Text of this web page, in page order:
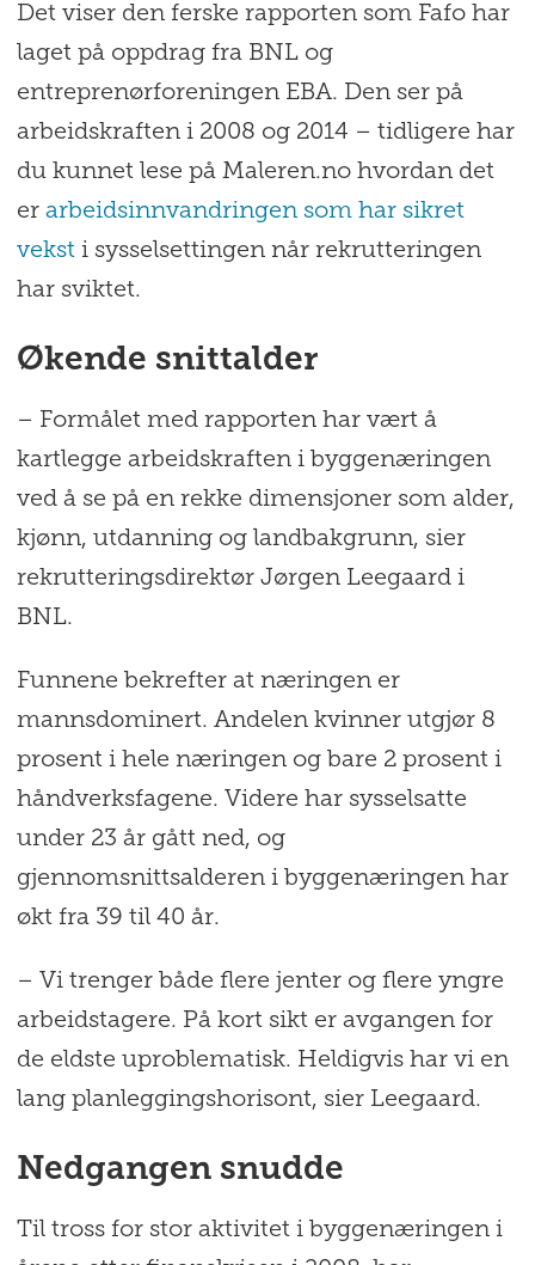
Det viser den ferske rapporten som Fafo har
laget på oppdrag fra BNL og
entreprenørforeningen EBA. Den ser på
arbeidskraften i 2008 og 2014 – tidligere har
du kunnet lese på Maleren.no hvordan det
er arbeidsinnvandringen som har sikret
veksti sysselsettingen når rekrutteringen
har sviktet.
Økende snittalder
– Formålet med rapporten har vært å
kartlegge arbeidskraften i byggenæringen
ved å se på en rekke dimensjoner som alder,
kjønn, utdanning og landbakgrunn, sier
rekrutteringsdirektør Jørgen Leegaard i
BNL.
Funnene bekrefter at næringen er
mannsdominert. Andelen kvinner utgjør 8
prosent i hele næringen og bare 2 prosent i
håndverksfagene. Videre har sysselsatte
under 23 år gått ned, og
gjennomsnittsalderen i byggenæringen har
økt fra 39 til 40 år.
– Vi trenger både flere jenter og flere yngre
arbeidstagere. På kort sikt er avgangen for
de eldste uproblematisk. Heldigvis har vi en
lang planleggingshorisont, sier Leegaard.
Nedgangen snudde
Til tross for stor aktivitet i byggenæringen i